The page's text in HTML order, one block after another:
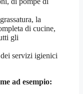
la
di cucine,
gli
servizi igienici
ad esempio: